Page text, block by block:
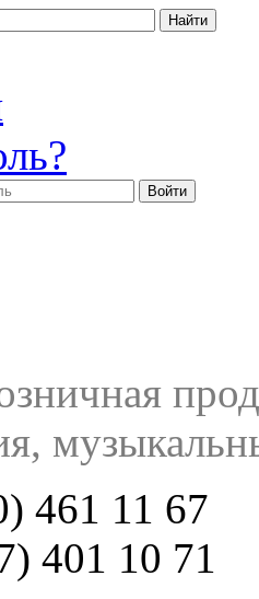
461 11 67
401 10 71